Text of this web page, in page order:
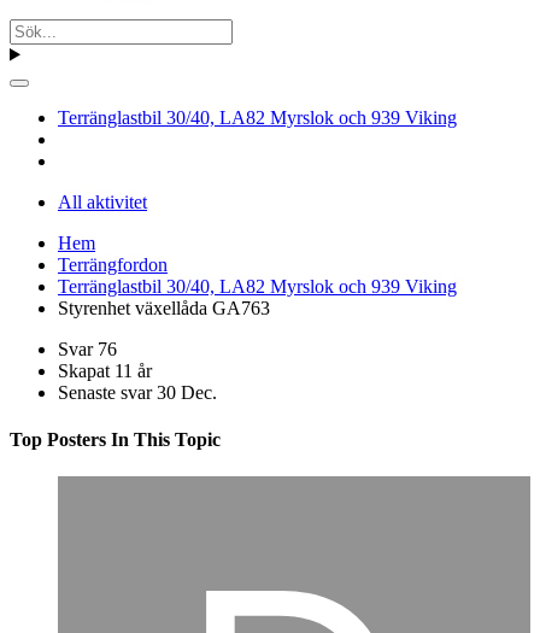
Terränglastbil 30/40, LA82 Myrslok och 939 Viking
All aktivitet
Hem
Terrängfordon
Terränglastbil 30/40, LA82 Myrslok och 939 Viking
Styrenhet växellåda GA763
Svar 76
Skapat 11 år
Senaste svar 30 Dec.
Top Posters In This Topic